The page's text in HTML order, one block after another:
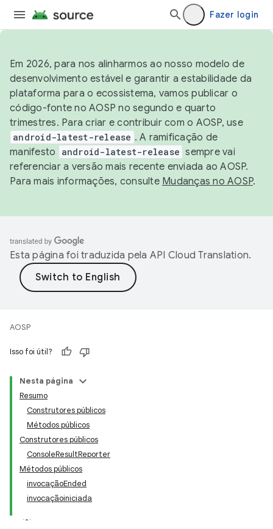
Fazer login
Em 2026, para nos alinharmos ao nosso modelo de
desenvolvimento estável e garantir a estabilidade da
plataforma para o ecossistema, vamos publicar o
código-fonte no AOSP no segundo e quarto
trimestres. Para criar e contribuir com o AOSP, use
android-latest-release . A ramificação de
manifesto
android-latest-release sempre vai
referenciar a versão mais recente enviada ao AOSP.
Para mais informações, consulte Mudanças no AOSP.
Esta página foi traduzida pela API Cloud Translation.
AOSP
Isso foi útil?
Nesta página
Resumo
Construtores públicos
Métodos públicos
Construtores públicos
ConsoleResultReporter
Métodos públicos
invocaçãoEnded
invocaçãoiniciada